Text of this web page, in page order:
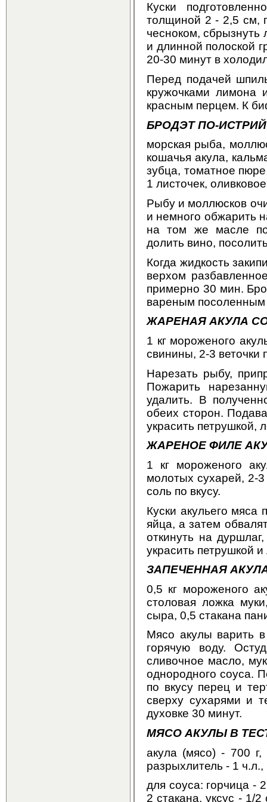
Куски
толщиной 2 - 2,5 см,
чесноком, сбрызнуть
и длинной полоской
20-30 минут в
Перед подачей
кружочками лимона
красным перцем. К
БРОДЭТ ПО-
морская рыба,
кошачья акула,
зубца, томатное
1 листочек,
Рыбу и моллюсков
и немного обжарить
на том же масле
долить вино,
Когда жидкость
верхом
примерно 30 мин.
вареным
ЖАРЕНАЯ АКУЛА
1 кг мороженого
свинины, 2-3 веточки
Нарезать рыбу,
Пожарить
удалить. В
обеих сторон.
украсить петрушкой,
ЖАРЕНОЕ ФИЛЕ
1 кг мороженого
молотых сухарей, 2-
соль по вкусу.
Куски акульего мяса
яйца, а затем
откинуть на
украсить петрушкой
ЗАПЕЧЕННАЯ
0,5 кг мороженого
столовая ложка
сыра, 0,5 стакана
Мясо акулы варить
горячую воду.
сливочное масло,
однородного соуса.
по вкусу перец и
сверху сухарями и
духовке 30 минут.
МЯСО АКУЛЫ В
акула (мясо) - 700
разрыхлитель - 1
для соуса: горчица -
2 стакана, уксус - 1/